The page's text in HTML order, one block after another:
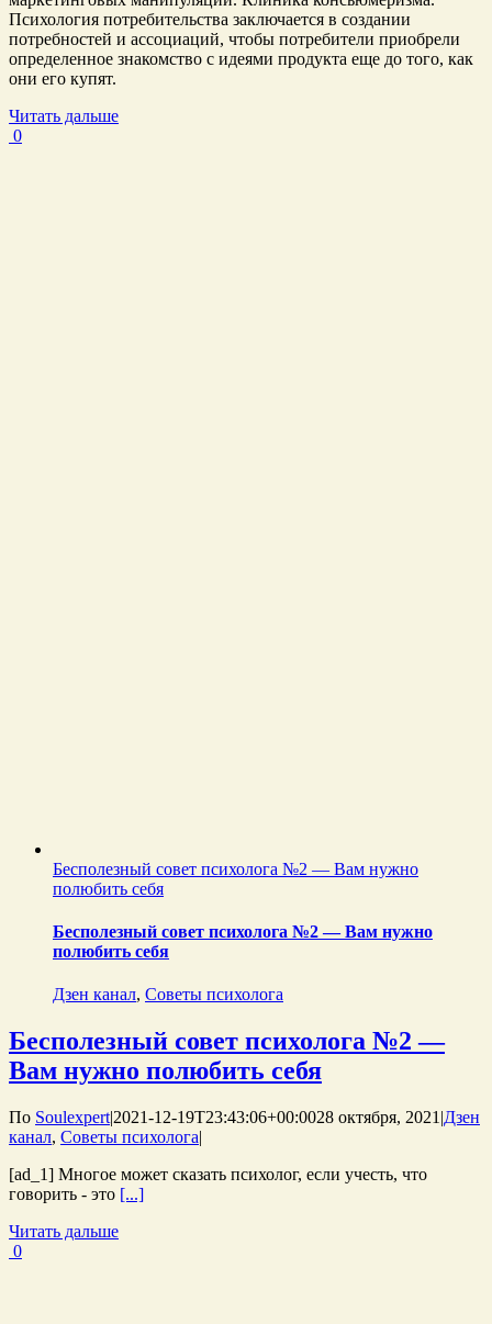
Психология потребительства заключается в создании
потребностей и ассоциаций, чтобы потребители приобрели
определенное знакомство с идеями продукта еще до того, как
они его купят.
Читать дальше
0
Бесполезный совет психолога №2 — Вам нужно
полюбить себя
Бесполезный совет психолога №2 — Вам нужно
полюбить себя
Дзен канал, Советы психолога
Бесполезный совет психолога №2 —
Вам нужно полюбить себя
По Soulexpert|2021-12-19T23:43:06+00:0028 октября, 2021 |Дзен
канал, Советы психолога|
[ad_1] Многое может сказать психолог, если учесть, что
говорить - это [...]
Читать дальше
0